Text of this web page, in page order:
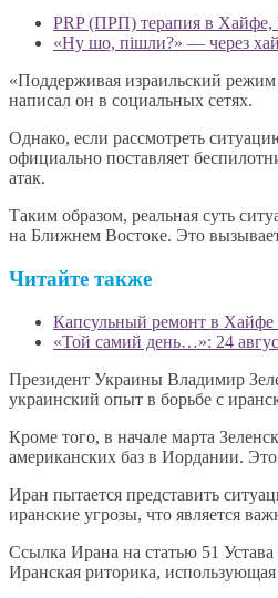
«Ну шо, пішли?» — через
«Поддерживая израильский
написал он в социальных сетях.
Однако, если рассмотреть
официально поставляет
атак.
Таким образом, реальная суть
на Ближнем Востоке. Это
Читайте также
Капсульный ремонт в Хайфе
«Той самий день…»: 24
Президент Украины Владимир
украинский опыт в борьбе с
Кроме того, в начале марта
американских баз в Иордании.
Иран пытается представить
иранские угрозы, что является
Ссылка Ирана на статью 51
Иранская риторика, использующая